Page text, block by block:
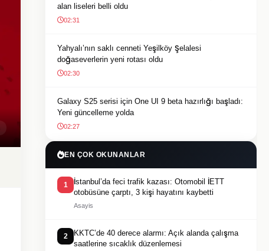
alan liseleri belli oldu
02:31
Yahyalı’nın saklı cenneti Yeşilköy Şelalesi
doğaseverlerin yeni rotası oldu
02:30
Galaxy S25 serisi için One UI 9 beta hazırlığı başladı:
Yeni güncelleme yolda
02:27
EN ÇOK OKUNANLAR
1
İstanbul’da feci trafik kazası: Otomobil İETT
otobüsüne çarptı, 3 kişi hayatını kaybetti
Asayis
2
KKTC’de 40 derece alarmı: Açık alanda çalışma
saatlerine sıcaklık düzenlemesi